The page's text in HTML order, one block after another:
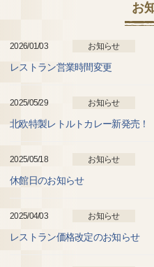
お
2026/01/03 お知らせ
レストラン営業時間変更
2025/05/29 お知らせ
北欧特製レトルトカレー新発売！
2025/05/18 お知らせ
休館日のお知らせ
2025/04/03 お知らせ
レストラン価格改定のお知らせ